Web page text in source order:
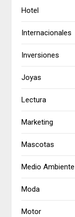
Hotel
Internacionales
Inversiones
Joyas
Lectura
Marketing
Mascotas
Medio Ambiente
Moda
Motor